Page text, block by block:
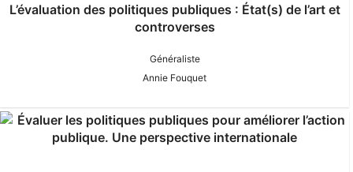
L’évaluation des politiques publiques : État(s) de l’art et
controverses
Généraliste
Annie Fouquet